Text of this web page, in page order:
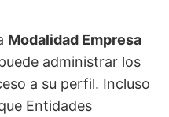
Modalidad Empresa
administrar los
a su perfil. Incluso
Entidades